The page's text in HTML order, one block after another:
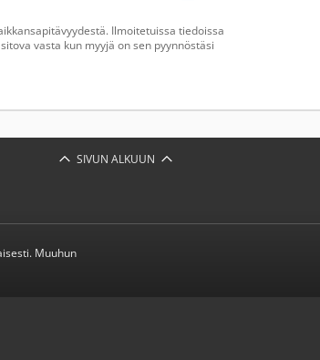
Ilmoitetuissa tiedoissa
vasta kun myyjä on sen pyynnöstäsi
SIVUN ALKUUN
Muuhun